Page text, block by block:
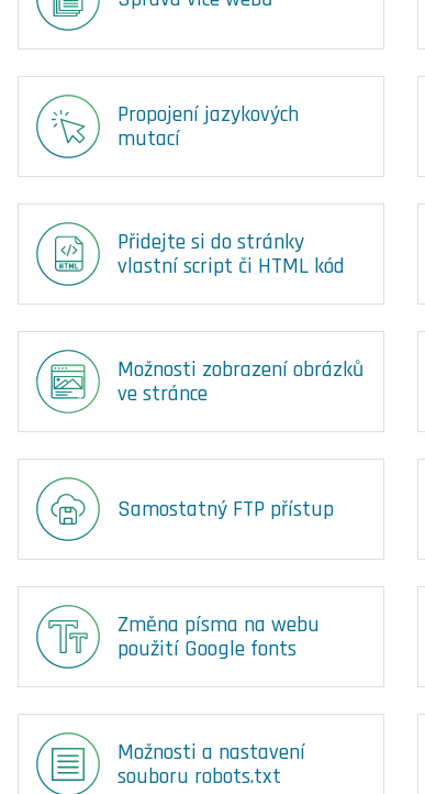
Propojení jazykových
mutací
Přidejte si do stránky
vlastní script či HTML kód
Možnosti zobrazení obrázků
ve stránce
Samostatný FTP přístup
Změna písma na webu
použití Google fonts
Možnosti a nastavení
souboru robots.txt